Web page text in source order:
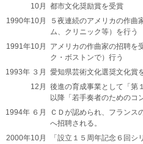
10月
都市文化奨励賞を受賞
1990年10月
５夜連続のアメリカの作曲
ム、クリニック等）を行う
1991年10月
アメリカの作曲家の招聘を
ク・ボストンで）行う
1993年 ３月
愛知県芸術文化選奨文化賞
12月
後進の育成事業として「第
以降「若手奏者のためのコ
1994年 ６月
ＣＤが認められ、フランス
へ招聘される。
2000年10月
「設立１５周年記念６回